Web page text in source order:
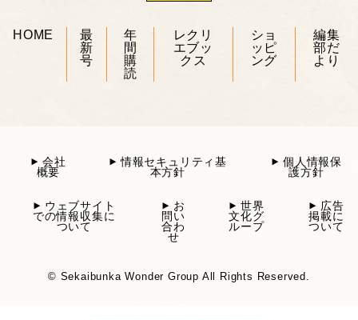
HOME
最
新
号
年
間
購
読
レクリ
エブッ
クス
ショ
ッピ
ング
編集
部だ
より
会社
概要
情報セキュリティ基
本方針
個人情報保
護方針
ウェブサイト
での情報収集に
ついて
お
問い
合わ
せ
世界
文化グ
ループ
広告
掲載に
ついて
© Sekaibunka Wonder Group All Rights Reserved.